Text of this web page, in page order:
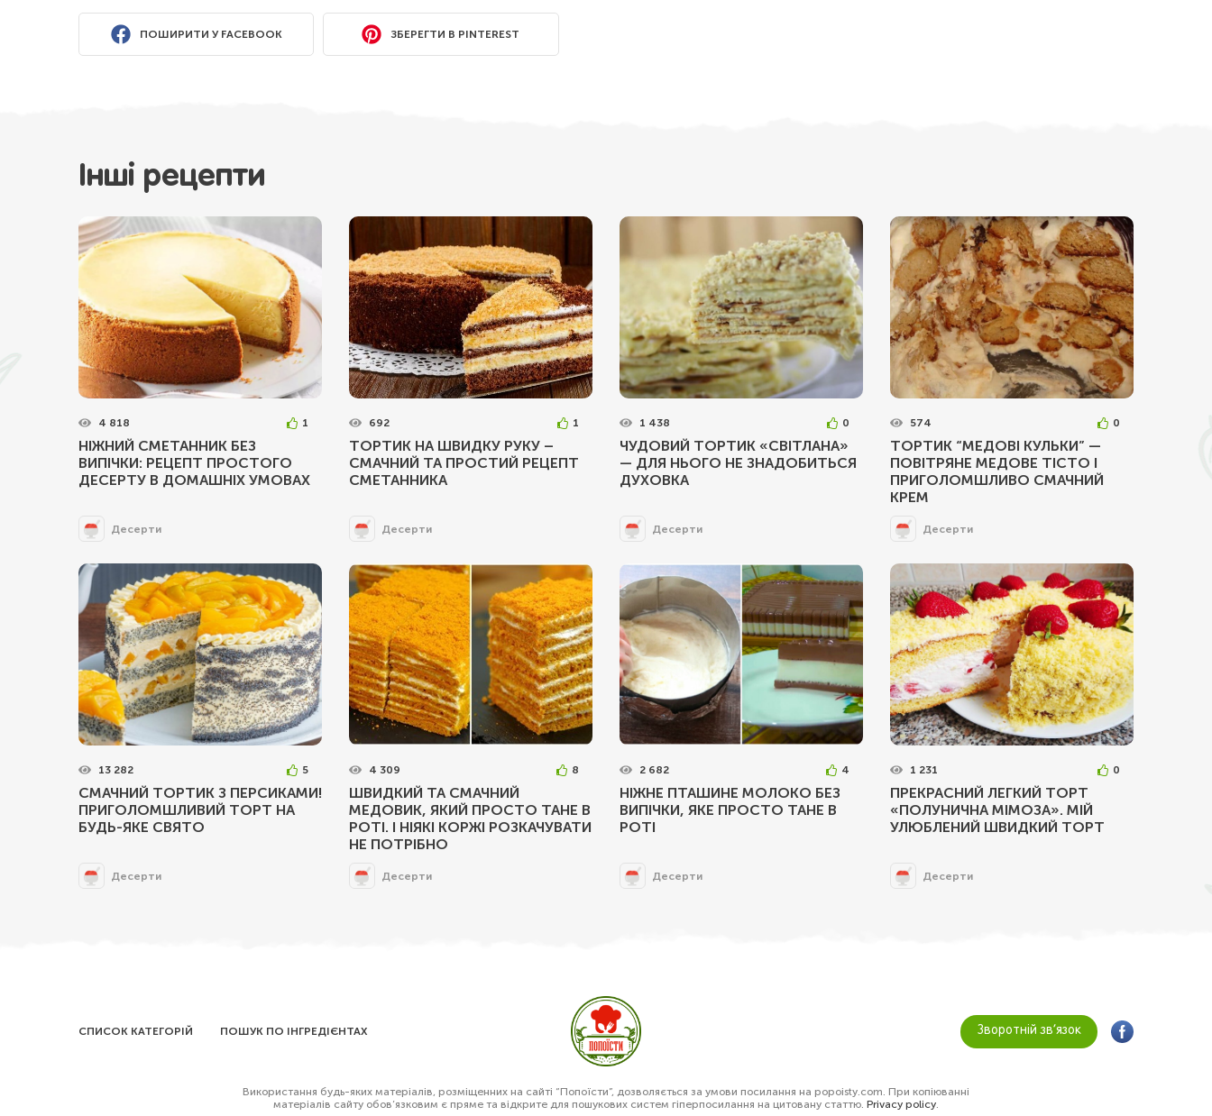
ПОШИРИТИ У FACEBOOK ЗБЕРЕГТИ В PINTEREST
Інші рецепти
4 818 1
НІЖНИЙ СМЕТАННИК БЕЗ
ВИПІЧКИ: РЕЦЕПТ ПРОСТОГО
ДЕСЕРТУ В ДОМАШНІХ УМОВАХ
Десерти
692 1
ТОРТИК НА ШВИДКУ РУКУ –
СМАЧНИЙ ТА ПРОСТИЙ РЕЦЕПТ
СМЕТАННИКА
Десерти
1 438 0
ЧУДОВИЙ ТОРТИК «СВІТЛАНА»
— ДЛЯ НЬОГО НЕ ЗНАДОБИТЬСЯ
ДУХОВКА
Десерти
574 0
ТОРТИК “МЕДОВІ КУЛЬКИ” —
ПОВІТРЯНЕ МЕДОВЕ ТІСТО І
ПРИГОЛОМШЛИВО СМАЧНИЙ
КРЕМ
Десерти
13 282 5
СМАЧНИЙ ТОРТИК З ПЕРСИКАМИ!
ПРИГОЛОМШЛИВИЙ ТОРТ НА
БУДЬ-ЯКЕ СВЯТО
Десерти
4 309 8
ШВИДКИЙ ТА СМАЧНИЙ
МЕДОВИК, ЯКИЙ ПРОСТО ТАНЕ В
РОТІ. І НІЯКІ КОРЖІ РОЗКАЧУВАТИ
НЕ ПОТРІБНО
Десерти
2 682 4
НІЖНЕ ПТАШИНЕ МОЛОКО БЕЗ
ВИПІЧКИ, ЯКЕ ПРОСТО ТАНЕ В
РОТІ
Десерти
1 231 0
ПРЕКРАСНИЙ ЛЕГКИЙ ТОРТ
«ПОЛУНИЧНА МІМОЗА». МІЙ
УЛЮБЛЕНИЙ ШВИДКИЙ ТОРТ
Десерти
СПИСОК КАТЕГОРІЙ ПОШУК ПО ІНГРЕДІЄНТАХ Зворотній зв’язок
Використання будь-яких матеріалів, розміщенних на сайті “Попоїсти”, дозволяється за умови посилання на popoisty.com. При копіюванні
матеріалів сайту обов’язковим є пряме та відкрите для пошукових систем гіперпосилання на цитовану статтю. Privacy policy.